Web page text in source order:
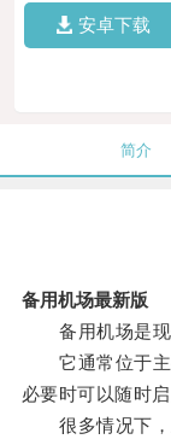
安卓下载
简介
备用机场最新版
备用机场是现
它通常位于主
必要时可以随时启
很多情况下，